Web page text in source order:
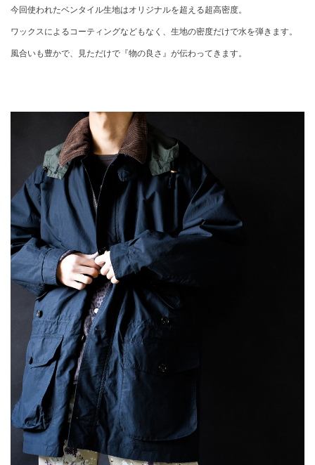
今回使われたベンタイル生地はオリジナルを超える超高密度。
ワックスによるコーティングなどもなく、生地の密度だけで水を弾きます。
風合いも豊かで、見ただけで『物の良さ』が伝わってきます。